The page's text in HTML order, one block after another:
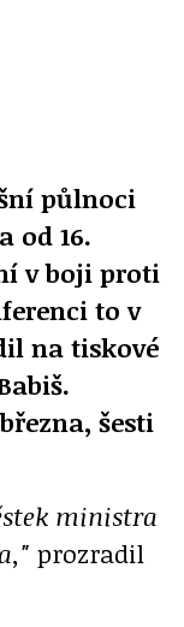
půlnoci
od 16.
v boji proti
to v
na tiskové
šesti
ministra
prozradil